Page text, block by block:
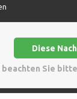
Diese
Sie